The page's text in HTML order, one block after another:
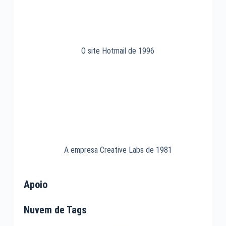
O site Hotmail de 1996
A empresa Creative Labs de 1981
Apoio
Nuvem de Tags